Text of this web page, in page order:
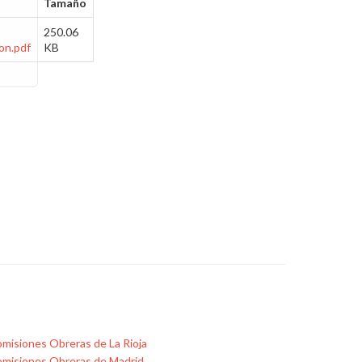
Tamaño
250.06
KB
Obreras de La Rioja